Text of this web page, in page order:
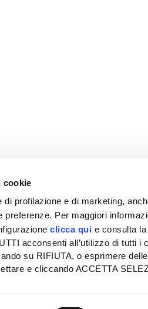
cookie
profilazione e di marketing,
preferenze. Per maggiori
clicca qui e consulta
acconsenti all’utilizzo di tutti i
su RIFIUTA, o esprimere
e cliccando ACCETTA
SEDE
Tel +